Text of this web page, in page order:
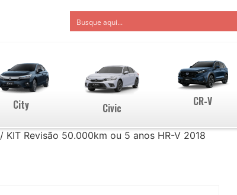
City Civic
CR-V
/ KIT Revisão 50.000km ou 5 anos HR-V 2018